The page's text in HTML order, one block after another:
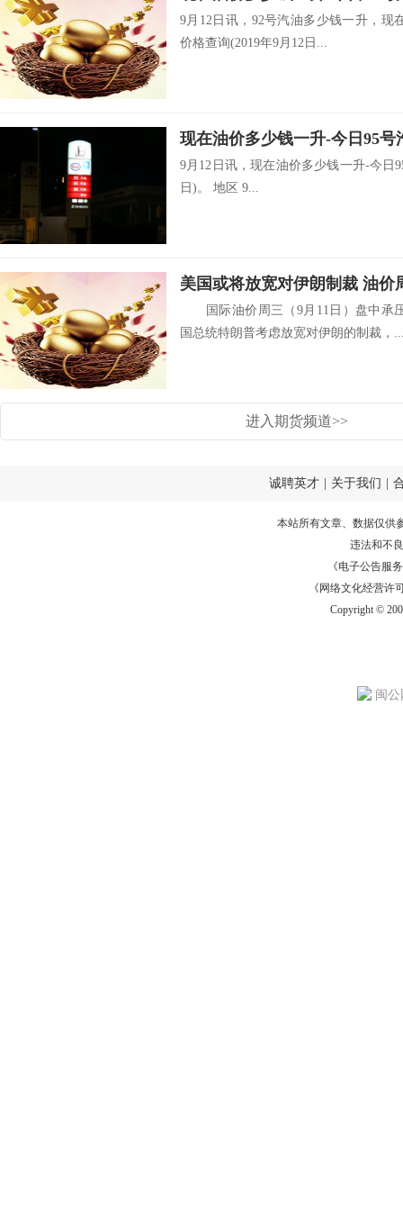
9月12日讯，92号汽油多少钱一升，现
价格查询(2019年9月12日...
9月12日讯，现在油价多少钱一升-今日
日)。 地区 9...
美国或将放宽对伊朗制裁 油价
国际油价周三（9月11日）盘中承
国总统特朗普考虑放宽对伊朗的制裁，
进入期货频道>>
诚聘英才 关于我们
本站所有文章、数据仅供
违法和不
《电子公告服务
《网络文化经营许
Copyright ©
闽公